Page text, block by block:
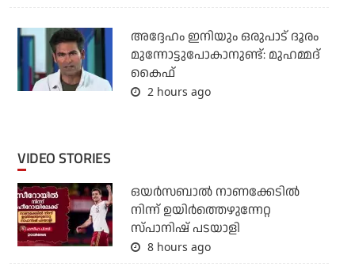
അദ്ദേഹം ഇനിയും ഒരുപാട് ദൂരം
മുന്നോട്ടുപോകാനുണ്ട്: മുഹമ്മദ്
കൈഫ്
2 hours ago
VIDEO STORIES
ഒയര്‍സബാൽ നാണക്കേടിൽ
നിന്ന് ഉയിർത്തെഴുന്നേറ്റ
സ്പാനിഷ് പടയാളി
8 hours ago